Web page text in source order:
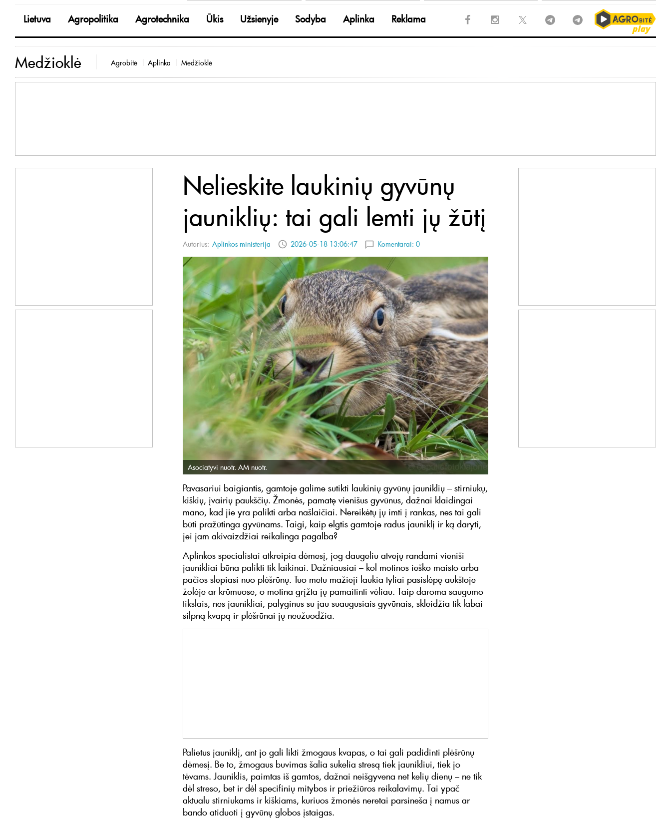
Lietuva Agropolitika Agrotechnika Ūkis Užsienyje Sodyba Aplinka Reklama
Medžioklė Agrobitė Aplinka Medžioklė
Nelieskite laukinių gyvūnų
jauniklių: tai gali lemti jų žūtį
Autorius: Aplinkos ministerija 2026-05-18 13:06:47 Komentarai: 0
Asociatyvi nuotr. AM nuotr.
Pavasariui baigiantis, gamtoje galime sutikti laukinių gyvūnų jauniklių – stirniukų,
kiškių, įvairių paukščių. Žmonės, pamatę vienišus gyvūnus, dažnai klaidingai
mano, kad jie yra palikti arba našlaičiai. Nereikėtų jų imti į rankas, nes tai gali
būti pražūtinga gyvūnams. Taigi, kaip elgtis gamtoje radus jauniklį ir ką daryti,
jei jam akivaizdžiai reikalinga pagalba?
Aplinkos specialistai atkreipia dėmesį, jog daugeliu atvejų randami vieniši
jaunikliai būna palikti tik laikinai. Dažniausiai – kol motinos ieško maisto arba
pačios slepiasi nuo plėšrūnų. Tuo metu mažieji laukia tyliai pasislėpę aukštoje
žolėje ar krūmuose, o motina grįžta jų pamaitinti vėliau. Taip daroma saugumo
tikslais, nes jaunikliai, palyginus su jau suaugusiais gyvūnais, skleidžia tik labai
silpną kvapą ir plėšrūnai jų neužuodžia.
Palietus jauniklį, ant jo gali likti žmogaus kvapas, o tai gali padidinti plėšrūnų
dėmesį. Be to, žmogaus buvimas šalia sukelia stresą tiek jaunikliui, tiek jo
tėvams. Jauniklis, paimtas iš gamtos, dažnai neišgyvena net kelių dienų – ne tik
dėl streso, bet ir dėl specifinių mitybos ir priežiūros reikalavimų. Tai ypač
aktualu stirniukams ir kiškiams, kuriuos žmonės neretai parsineša į namus ar
bando atiduoti į gyvūnų globos įstaigas.